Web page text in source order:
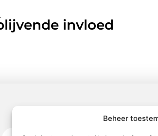
Beheer
invloed